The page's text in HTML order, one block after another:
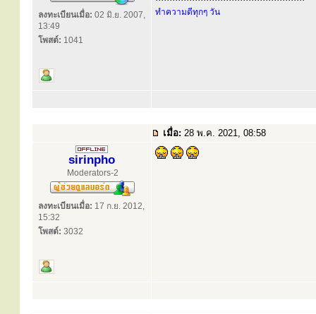
ลงทะเบียนเมื่อ: 02 มิ.ย. 2007,
13:49
โพสต์: 1041
ทำความดีทุกๆ วัน
เมื่อ: 28 พ.ค. 2021, 08:58
sirinpho
Moderators-2
ลงทะเบียนเมื่อ: 17 ก.ย. 2012,
15:32
โพสต์: 3032